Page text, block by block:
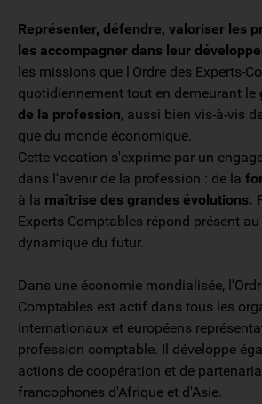
Représenter, défendre, valoriser les
les accompagner dans leur
les missions que l'Ordre des Experts-
quotidiennement tout en demeurant le
de la profession, aussi bien vis-à-vis
que du monde économique.
Cette vocation s'exprime par un
dans l'avenir de la profession : de la
à la maîtrise des grandes évolutions.
Experts-Comptables répond présent
dynamique du futur.
Dans une économie mondialisée,
Comptables est actif dans tous les
internationaux et européens
profession comptable. Il développe
actions de coopération et de
francophones d'Afrique et d'Asie.